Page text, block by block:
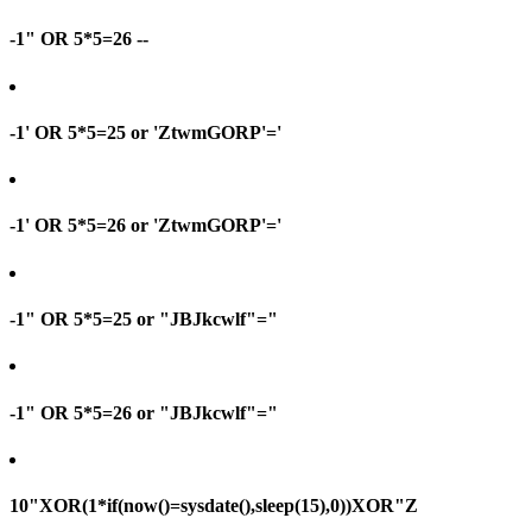
-1" OR 5*5=26 --
-1' OR 5*5=25 or 'ZtwmGORP'='
-1' OR 5*5=26 or 'ZtwmGORP'='
-1" OR 5*5=25 or "JBJkcwlf"="
-1" OR 5*5=26 or "JBJkcwlf"="
10"XOR(1*if(now()=sysdate(),sleep(15),0))XOR"Z